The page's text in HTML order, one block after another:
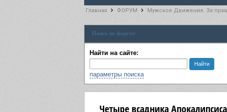
Ветка: Расстаюсь или Развожусь. САНЧАС
РАЗДЕЛ: Разное
Главная ФОРУМ Мужское Движение. За
Поиск по форуму
Найти на сайте:
параметры поиска
Четыре всадника